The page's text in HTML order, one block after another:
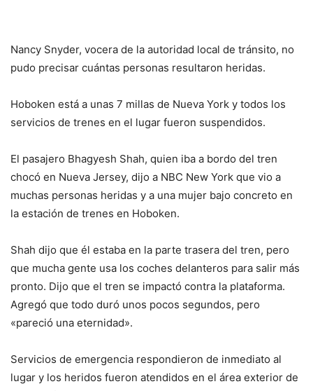
Nancy Snyder, vocera de la autoridad local de tránsito, no
pudo precisar cuántas personas resultaron heridas.
Hoboken está a unas 7 millas de Nueva York y todos los
servicios de trenes en el lugar fueron suspendidos.
El pasajero Bhagyesh Shah, quien iba a bordo del tren
chocó en Nueva Jersey, dijo a NBC New York que vio a
muchas personas heridas y a una mujer bajo concreto en
la estación de trenes en Hoboken.
Shah dijo que él estaba en la parte trasera del tren, pero
que mucha gente usa los coches delanteros para salir más
pronto. Dijo que el tren se impactó contra la plataforma.
Agregó que todo duró unos pocos segundos, pero
«pareció una eternidad».
Servicios de emergencia respondieron de inmediato al
lugar y los heridos fueron atendidos en el área exterior de